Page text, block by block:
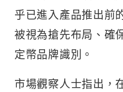
乎已進入產品推出前
被視為搶先布局、確
定幣品牌識別。
市場觀察人士指出，